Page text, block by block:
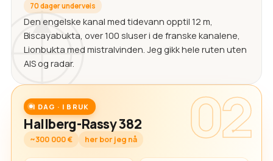
70 dager underveis
Den engelske kanal med tidevann opptil 12 m,
Biscayabukta, over 100 sluser i de franske kanalene,
Lionbukta med mistralvinden. Jeg gikk hele ruten uten
AIS og radar.
02
I DAG · I BRUK
Hallberg-Rassy 382
~300 000 € her bor jeg nå